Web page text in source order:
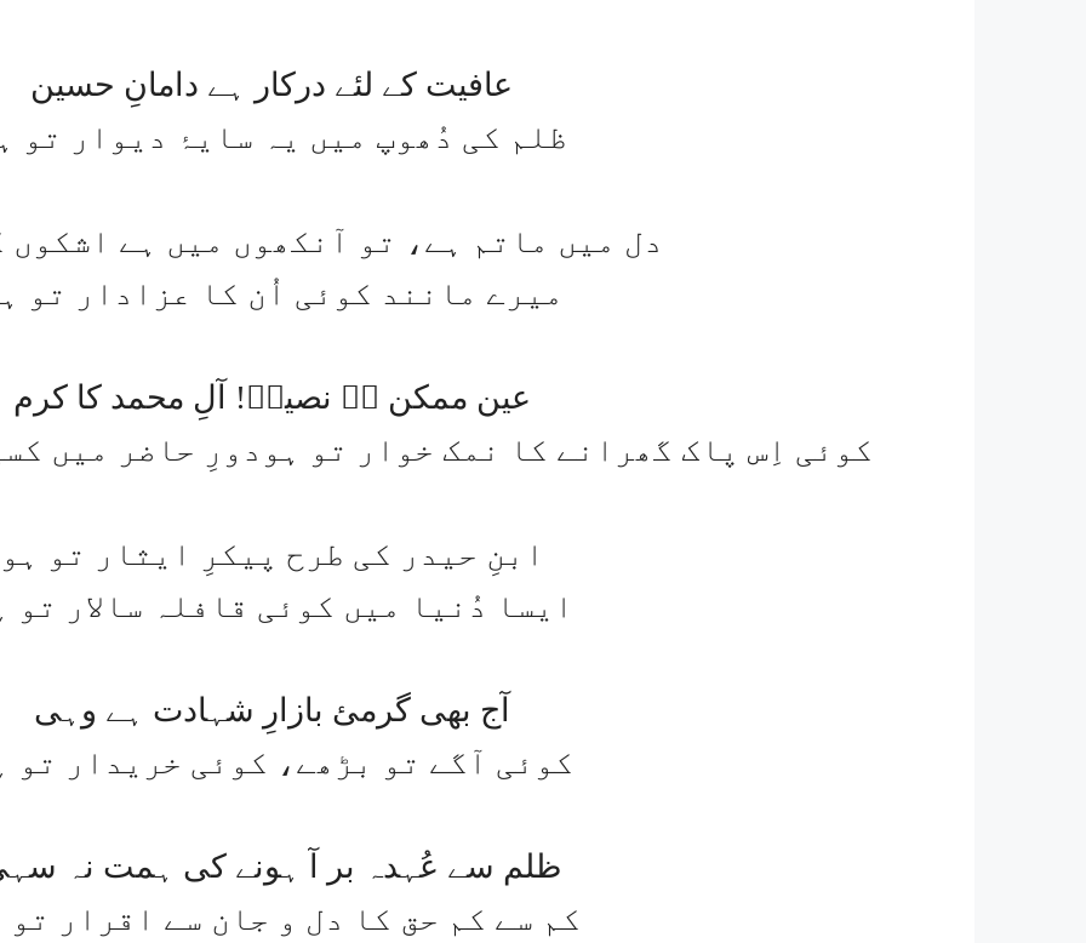
عافیت کے لئے درکار ہے دامانِ حسین
ظلم کی دُھوپ میں یہ سایۂ دیوار تو
دل میں ماتم ہے، تو آنکھوں میں ہے اشکوں
میرے مانند کوئی اُن کا عزادار تو
عین ممکن ہے نصیرؔ! آلِ محمد کا کرم
کوئی اِس پاک گھرانے کا نمک خوار تو ہودورِ حاضر میں
ابنِ حیدر کی طرح پیکرِ ایثار تو ہو
ایسا دُنیا میں کوئی قافلہ سالار تو
آج بھی گرمئ بازارِ شہادت ہے وہی
کوئی آگے تو بڑھے، کوئی خریدار تو
ظلم سے عُہدہ بر آ ہونے کی ہمت نہ
کم سے کم حق کا دل و جان سے اقرار تو